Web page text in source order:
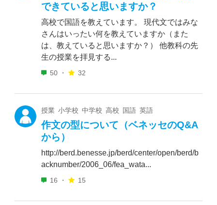
できていると思いますか？
高校で国語を教えています。 現代文ではみな
さんはいったい何を教えていますか（また
は、教えていると思いますか？） 他教科の先
生の授業を拝見する...
50 ・ 32
授業 小学校 中学校 高校 国語 英語
作文の型について（ベネッセのQ&A
から）
http://berd.benesse.jp/berd/center/open/berd/b
acknumber/2006_06/fea_wata...
16 ・ 15